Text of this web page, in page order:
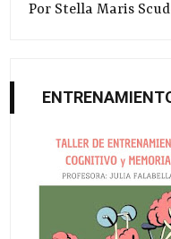
Por Stella Maris